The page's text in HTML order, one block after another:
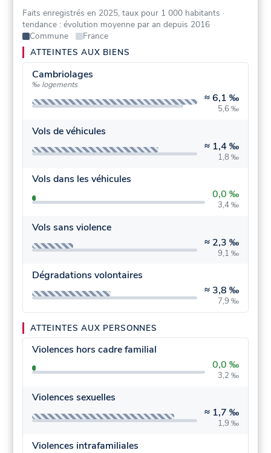
Faits enregistrés en 2025, taux pour 1 000 habitants ·
tendance : évolution moyenne par an depuis 2016
Commune
France
ATTEINTES AUX BIENS
Cambriolages
‰ logements
≈6,1 ‰
5,6 ‰
Vols de véhicules
≈ 1,4 ‰
1,8 ‰
Vols dans les véhicules
0,0 ‰
3,4 ‰
Vols sans violence
≈ 2,3 ‰
9,1 ‰
Dégradations volontaires
≈ 3,8 ‰
7,9 ‰
ATTEINTES AUX PERSONNES
Violences hors cadre familial
0,0 ‰
3,2 ‰
Violences sexuelles
≈ 1,7 ‰
1,9 ‰
Violences intrafamiliales